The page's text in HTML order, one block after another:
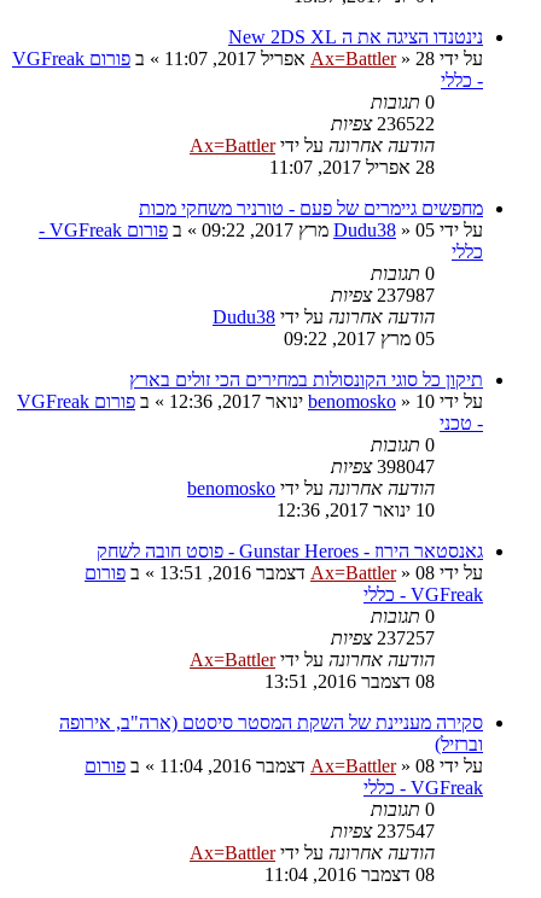
נינטנדו הציגה את ה New 2DS XL
על ידי
Ax=Battler» 28 אפריל 2017, 11:07 » ב
פורום VGFreak
- כללי
0 תגובות
236522 צפיות
הודעה אחרונה על ידיAx=Battler
28 אפריל 2017, 11:07
מחפשים גיימרים של פעם - טורניר משחקי מכות
על ידי
Dudu38 » 05 מרץ 2017, 09:22 » ב
פורום VGFreak -
כללי
0 תגובות
237987 צפיות
הודעה אחרונה על ידי Dudu38
05 מרץ 2017, 09:22
תיקון כל סוגי הקונסולות במחירים הכי זולים בארץ
על ידי
benomosko » 10 ינואר 2017, 12:36 » ב
פורום VGFreak
- טכני
0 תגובות
398047 צפיות
הודעה אחרונה על ידי benomosko
10 ינואר 2017, 12:36
גאנסטאר הירוז - Gunstar Heroes - פוסט חובה לשחק
על ידי
Ax=Battler» 08 דצמבר 2016, 13:51 » ב פורום
VGFreak - כללי
0 תגובות
237257 צפיות
הודעה אחרונה על ידיAx=Battler
08 דצמבר 2016, 13:51
סקירה מעניינת של השקת המסטר סיסטם (ארה"ב, אירופה
וברזיל)
על ידי
Ax=Battler» 08 דצמבר 2016, 11:04 » ב פורום
VGFreak - כללי
0 תגובות
237547 צפיות
הודעה אחרונה על ידיAx=Battler
08 דצמבר 2016, 11:04